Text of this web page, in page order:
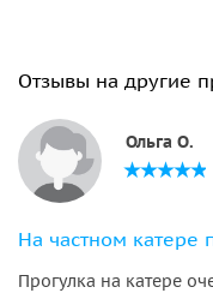
Отзывы на другие
Ольга О.
Прогулка на катере